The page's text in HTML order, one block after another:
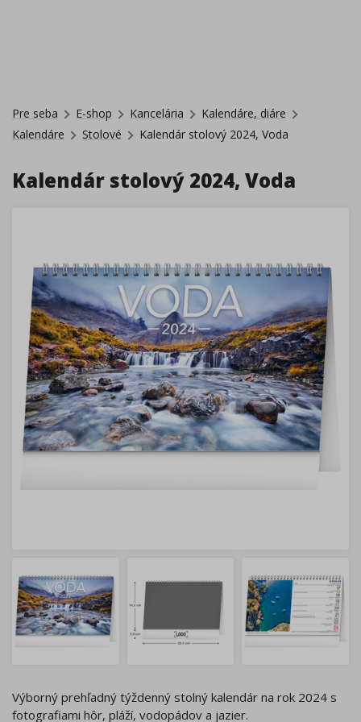
Pre seba E-shop Kancelária
Kalendáre, diáre
Kalendáre
Stolové Kalendár stolový 2024, Voda
Kalendár stolový 2024, Voda
Výborný prehľadný týždenný stolný kalendár na rok 2024 s
fotografiami hôr, pláží, vodopádov a jazier.